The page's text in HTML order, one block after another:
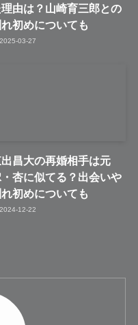
由は？山崎育三郎との
初めについても
2025-03-27
昌大の再婚相手は元
杏に似てる？出会いや
初めについても
2024-12-22